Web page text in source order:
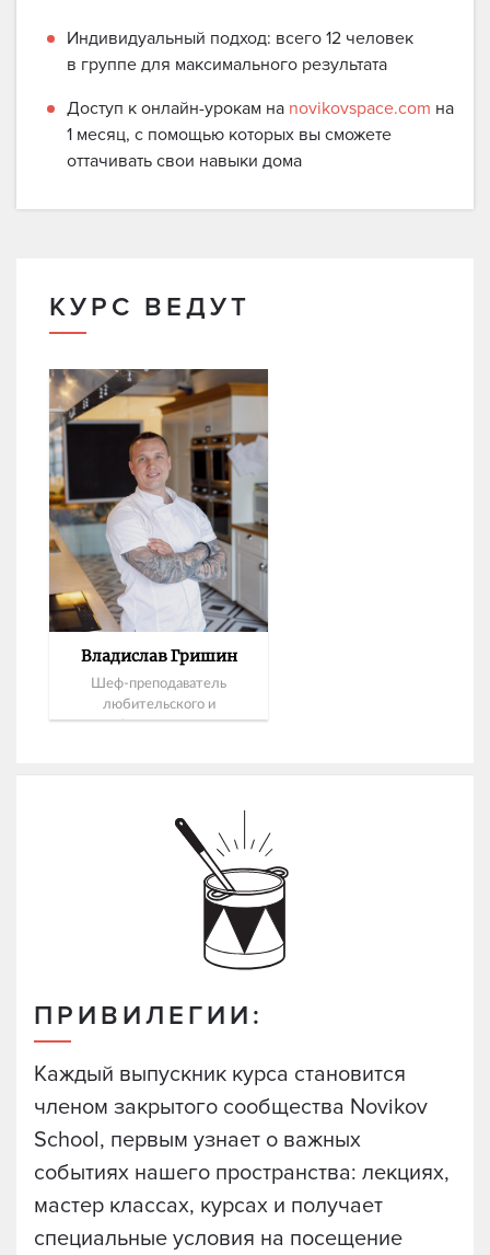
Индивидуальный подход: всего 12 человек
в группе для максимального результата
Доступ к онлайн-урокам на novikovspace.com на
1 месяц, с помощью которых вы сможете
оттачивать свои навыки дома
КУРС ВЕДУТ
Владислав Гришин
Шеф-преподаватель
любительского и
профессионального
ПРИВИЛЕГИИ:
Каждый выпускник курса становится
членом закрытого сообщества Novikov
School, первым узнает о важных
событиях нашего пространства: лекциях,
мастер классах, курсах и получает
специальные условия на посещение